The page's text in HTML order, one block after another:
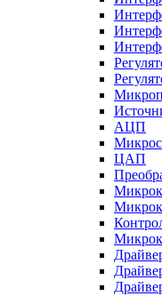
АЦП
ЦАП